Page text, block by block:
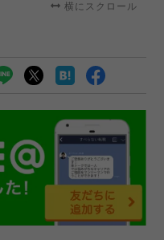
横にスクロール